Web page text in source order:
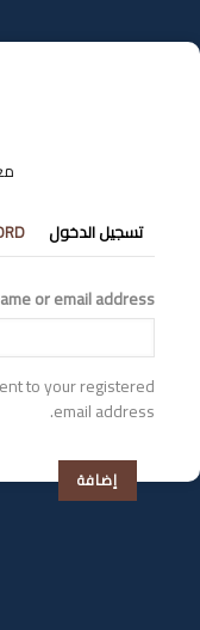
إلى
المحتوى
التبويبات
الأساسية
تسجيل الدخول
or email address
to your registered
email address.